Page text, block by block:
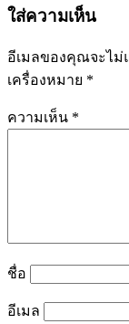
ใส่ความเห็น
อีเมลของคุณจะไม่
เครื่องหมาย *
ความเห็น *
ชื่อ
อีเมล